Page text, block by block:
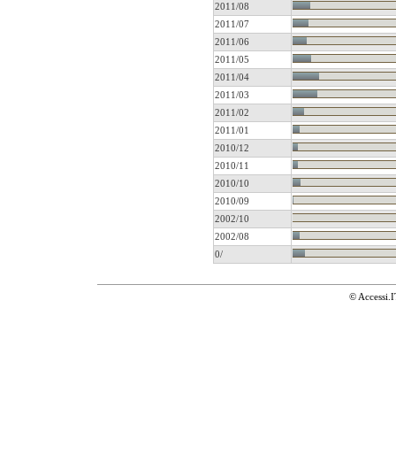
2011/08
2011/07
2011/06
2011/05
2011/04
2011/03
2011/02
2011/01
2010/12
2010/11
2010/10
2010/09
2002/10
2002/08
0/
©